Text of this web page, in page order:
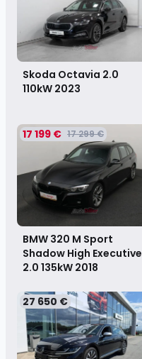
Skoda Octavia 2.0
110kW 2023
17 199 € 17 299 €
BMW 320 M Sport
Shadow High Executive
2.0 135kW 2018
27 650 €